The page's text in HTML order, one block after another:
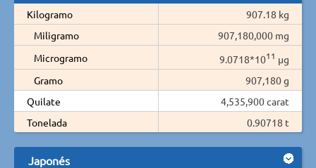
Kilogramo
907.18 kg
Miligramo
907,180,000 mg
Microgramo
9.0718*1011 µg
Gramo
907,180 g
Quilate
4,535,900 carat
Tonelada
0.90718 t
Japonés